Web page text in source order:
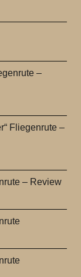
–
Fliegenrute –
– Review